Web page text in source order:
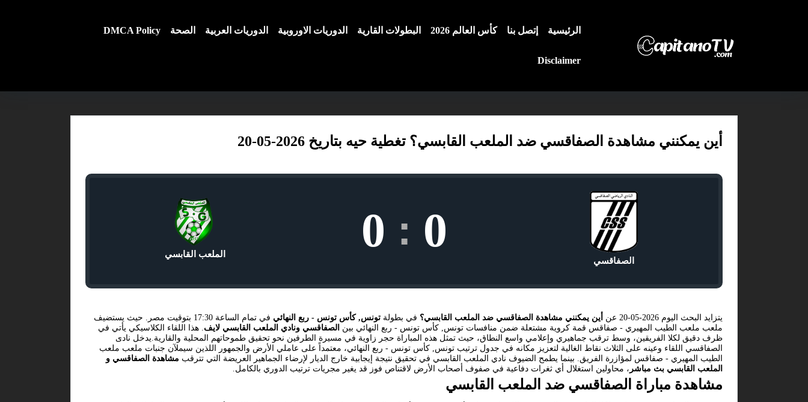
الرئيسية إتصل بنا كأس العالم 2026 البطولات القارية الدوريات الاوروبية الدوريات العربية الصحة DMCA Policy
Disclaimer
أين يمكنني مشاهدة الصفاقسي ضد الملعب القابسي؟ تغطية حيه بتاريخ 2026-05-20
الصفاقسي
0
:
0 الملعب القابسي
يتزايد البحث اليوم 2026-05-20 عن أين يمكنني مشاهدة الصفاقسي ضد الملعب القابسي؟ في بطولة تونس, كأس تونس - ربع النهائي
في تمام الساعة 17:30 بتوقيت مصر. حيث يستضيف
ملعب ملعب الطيب المهيري - صفاقس قمة كروية مشتعلة ضمن منافسات تونس, كأس تونس - ربع النهائي بين الصفاقسي ونادي الملعب القابسي لايف. هذا اللقاء الكلاسيكي يأتي في
ظرف دقيق لكلا الفريقين، وسط ترقب جماهيري وإعلامي واسع النطاق، حيث تمثل هذه المباراة حجر زاوية في مسيرة الطرفين نحو تحقيق طموحاتهم المحلية والقارية.يدخل نادى
الصفاقسي اللقاء وعينه على الثلاث نقاط الغالية لتعزيز مكانه في جدول ترتيب تونس, كأس تونس - ربع النهائي، معتمداً على عاملي الأرض والجمهور اللذين سيملآن جنبات ملعب ملعب
الطيب المهيري - صفاقس لمؤازرة الفريق. بينما يطمح الضيوف نادي الملعب القابسي في تحقيق نتيجة إيجابية خارج الديار لإرضاء الجماهير العريضة التي تترقب مشاهدة الصفاقسي و
الملعب القابسي بث مباشر ، محاولين استغلال أي ثغرات دفاعية في صفوف أصحاب الأرض لاقتناص فوز قد يغير مجريات ترتيب الدوري بالكامل.
مشاهدة مباراة الصفاقسي ضد الملعب القابسي